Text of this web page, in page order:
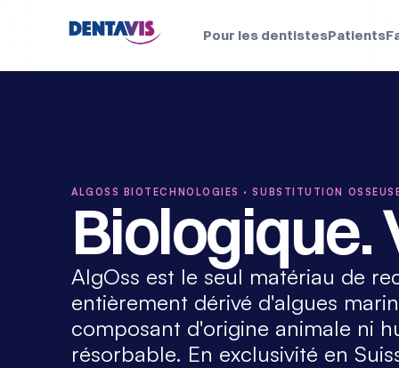
Pour les dentistesPatients
ALGOSS BIOTECHNOLOGIES · SUBSTITUTION
Biologique.
AlgOss est le seul matériau de
entièrement dérivé d'algues
composant d'origine animale ni
résorbable. En exclusivité en